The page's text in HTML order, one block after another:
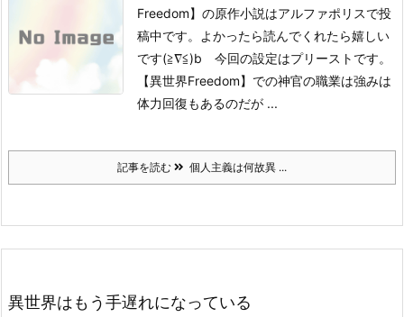
Freedom】の原作小説はアルファポリスで投
稿中です。よかったら読んでくれたら嬉しい
です(≧∇≦)b 今回の設定はプリーストです。
【異世界Freedom】での神官の職業は強みは
体力回復もあるのだが ...
記事を読む 個人主義は何故異 ...
異世界はもう手遅れになっている